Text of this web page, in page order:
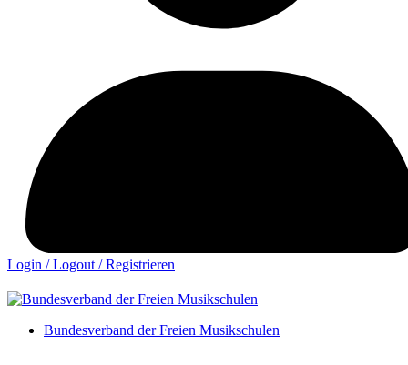
Login / Logout / Registrieren
Bundesverband der Freien Musikschulen